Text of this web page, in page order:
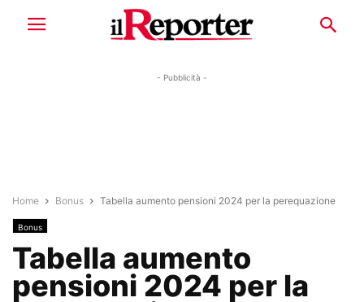
- Pubblicità -
Home Bonus Tabella aumento pensioni 2024 per la perequazione
Bonus
Tabella aumento
pensioni 2024 per la